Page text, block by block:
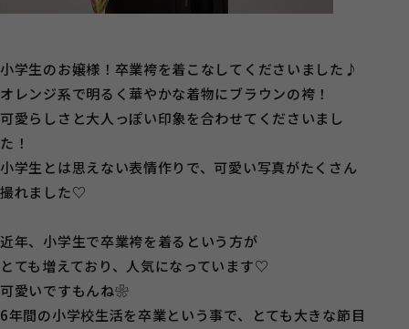
小学生のお嬢様！卒業袴を着こなしてくださいました♪
オレンジ系で明るく華やかな着物にブラウンの袴！
可愛らしさと大人っぽい印象を合わせてくださいまし
た！
小学生とは思えない表情作りで、可愛い写真がたくさん
撮れました♡
近年、小学生で卒業袴を着るという方が
とても増えており、人気になっています♡
可愛いですもんね❀
6年間の小学校生活を卒業という事で、とても大きな節目